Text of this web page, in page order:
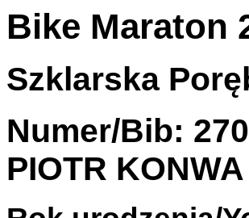
Bike Maraton
Szklarska
Numer/Bib:
PIOTR KONWA